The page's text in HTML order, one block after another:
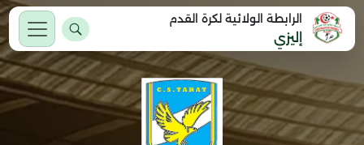
الرابطة الولائية لكرة القدم
إليزي